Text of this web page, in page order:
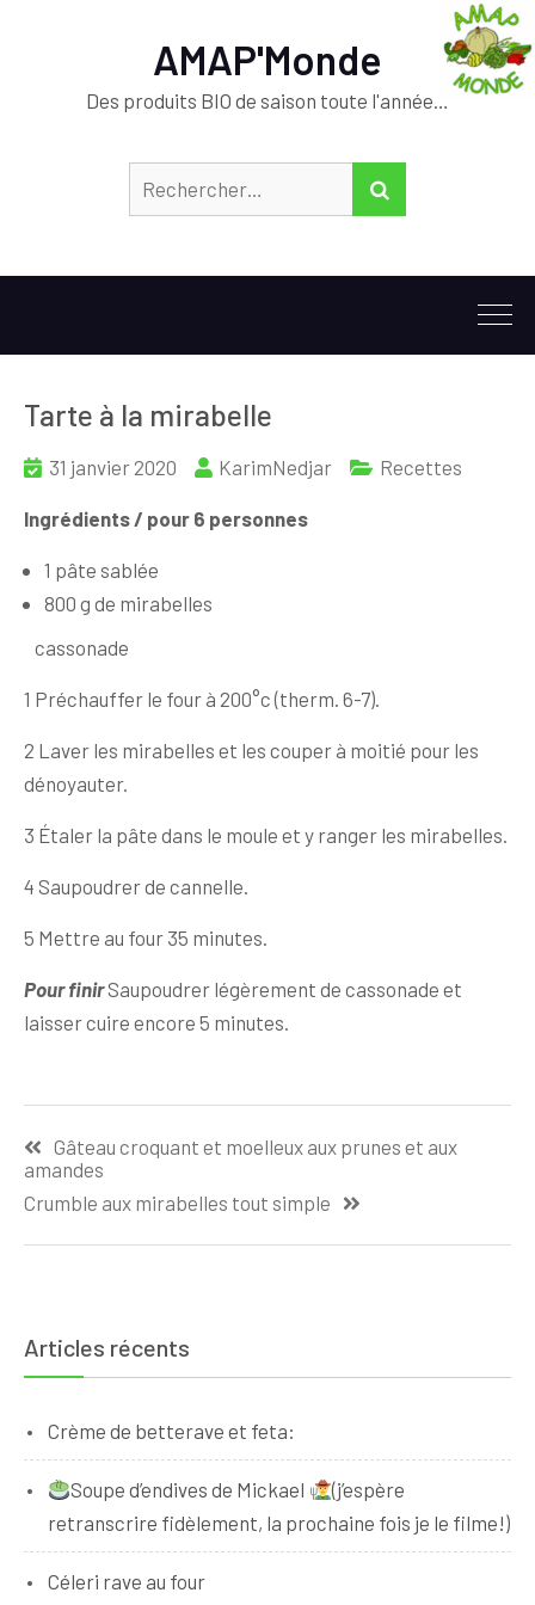
AMAP'Monde
Des produits BIO de saison toute l'année…
Tarte à la mirabelle
31 janvier 2020 KarimNedjar Recettes
Ingrédients / pour 6 personnes
1 pâte sablée
800 g de mirabelles
cassonade
1 Préchauffer le four à 200°c (therm. 6-7).
2 Laver les mirabelles et les couper à moitié pour les
dénoyauter.
3 Étaler la pâte dans le moule et y ranger les mirabelles.
4 Saupoudrer de cannelle.
5 Mettre au four 35 minutes.
Pour finirSaupoudrer légèrement de cassonade et
laisser cuire encore 5 minutes.
de
l’article
Gâteau croquant et moelleux aux prunes et aux
amandes
Crumble aux mirabelles tout simple
Articles récents
Crème de betterave et feta:
Soupe d’endives de Mickael
(j’espère
retranscrire fidèlement, la prochaine fois je le filme!)
Céleri rave au four